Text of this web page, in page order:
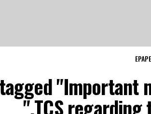
"Important
TCS regarding